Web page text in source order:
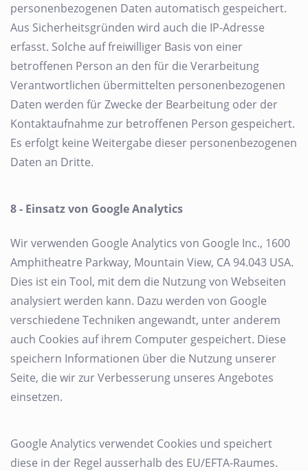
personenbezogenen Daten automatisch gespeichert.
Aus Sicherheitsgründen wird auch die IP-Adresse
erfasst. Solche auf freiwilliger Basis von einer
betroffenen Person an den für die Verarbeitung
Verantwortlichen übermittelten personenbezogenen
Daten werden für Zwecke der Bearbeitung oder der
Kontaktaufnahme zur betroffenen Person gespeichert.
Es erfolgt keine Weitergabe dieser personenbezogenen
Daten an Dritte.
8 - Einsatz von Google Analytics
Wir verwenden Google Analytics von Google Inc., 1600
Amphitheatre Parkway, Mountain View, CA 94.043 USA.
Dies ist ein Tool, mit dem die Nutzung von Webseiten
analysiert werden kann. Dazu werden von Google
verschiedene Techniken angewandt, unter anderem
auch Cookies auf ihrem Computer gespeichert. Diese
speichern Informationen über die Nutzung unserer
Seite, die wir zur Verbesserung unseres Angebotes
einsetzen.
Google Analytics verwendet Cookies und speichert
diese in der Regel ausserhalb des EU/EFTA-Raumes.